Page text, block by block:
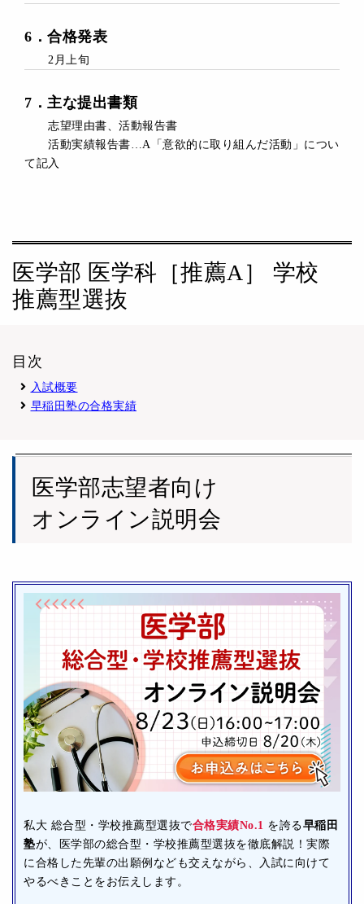
6 ． 合格発表
2月上旬
7 ．主な提出書類
志望理由書、活動報告書
活動実績報告書…A「意欲的に取り組んだ活動」につい
て記入
医学部 医学科［推薦A］ 学校
推薦型選抜
目次
入試概要
早稲田塾の合格実績
医学部志望者向け
オンライン説明会
私大 総合型・学校推薦型選抜で合格実績No.1 を誇る早稲田
塾が、医学部の総合型・学校推薦型選抜を徹底解説！実際
に合格した先輩の出願例なども交えながら、入試に向けて
やるべきことをお伝えします。